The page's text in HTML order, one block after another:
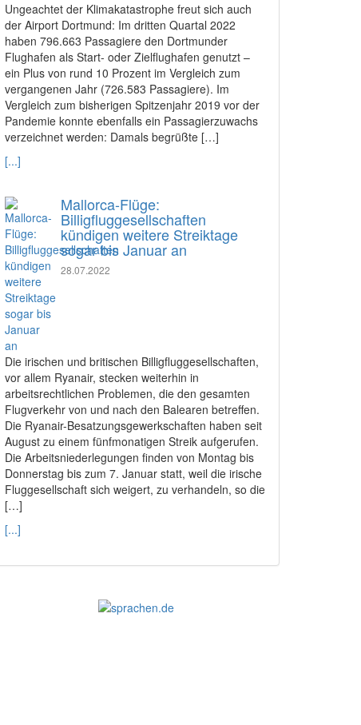
Ungeachtet der Klimakatastrophe freut sich auch
der Airport Dortmund: Im dritten Quartal 2022
haben 796.663 Passagiere den Dortmunder
Flughafen als Start- oder Zielflughafen genutzt –
ein Plus von rund 10 Prozent im Vergleich zum
vergangenen Jahr (726.583 Passagiere). Im
Vergleich zum bisherigen Spitzenjahr 2019 vor der
Pandemie konnte ebenfalls ein Passagierzuwachs
verzeichnet werden: Damals begrüßte […]
[...]
Mallorca-Flüge:
Billigfluggesellschaften
kündigen weitere Streiktage
sogar bis Januar an
28.07.2022
Die irischen und britischen Billigfluggesellschaften,
vor allem Ryanair, stecken weiterhin in
arbeitsrechtlichen Problemen, die den gesamten
Flugverkehr von und nach den Balearen betreffen.
Die Ryanair-Besatzungsgewerkschaften haben seit
August zu einem fünfmonatigen Streik aufgerufen.
Die Arbeitsniederlegungen finden von Montag bis
Donnerstag bis zum 7. Januar statt, weil die irische
Fluggesellschaft sich weigert, zu verhandeln, so die
[…]
[...]